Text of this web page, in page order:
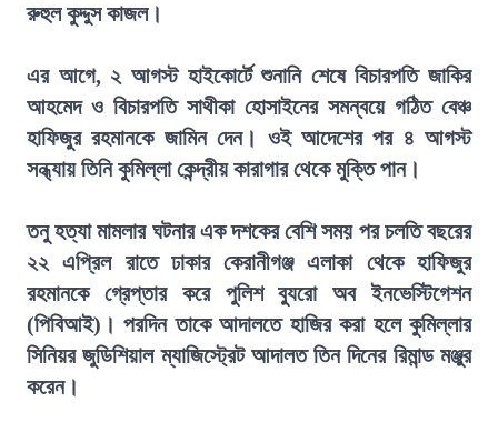
রুহুল কুদ্দুস কাজল।
এর আগে, ২ আগস্ট হাইকোর্টে শুনানি শেষে বিচারপতি জাকির
আহমেদ ও বিচারপতি সাথীকা হোসাইনের সমন্বয়ে গঠিত বেঞ্চ
হাফিজুর রহমানকে জামিন দেন। ওই আদেশের পর ৪ আগস্ট
সন্ধ্যায় তিনি কুমিল্লা কেন্দ্রীয় কারাগার থেকে মুক্তি পান।
তনু হত্যা মামলার ঘটনার এক দশকের বেশি সময় পর চলতি বছরের
২২ এপ্রিল রাতে ঢাকার কেরানীগঞ্জ এলাকা থেকে হাফিজুর
রহমানকে গ্রেপ্তার করে পুলিশ ব্যুরো অব ইনভেস্টিগেশন
(পিবিআই)। পরদিন তাকে আদালতে হাজির করা হলে কুমিল্লার
সিনিয়র জুডিশিয়াল ম্যাজিস্ট্রেট আদালত তিন দিনের রিমান্ড মঞ্জুর
করেন।